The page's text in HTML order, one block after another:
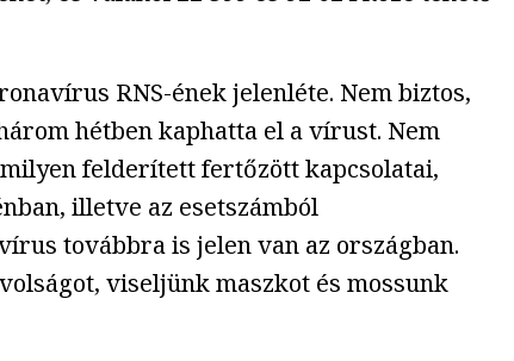
RNS-ének jelenléte. Nem biztos,
hétben kaphatta el a vírust. Nem
felderített fertőzött kapcsolatai,
illetve az esetszámból
továbbra is jelen van az országban.
viseljünk maszkot és mossunk